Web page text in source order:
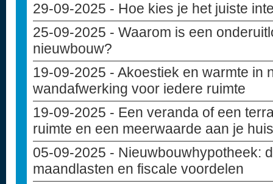
29-09-2025 - Hoe kies je het juiste
25-09-2025 - Waarom is een
nieuwbouw?
19-09-2025 - Akoestiek en warmte in
wandafwerking voor iedere ruimte
19-09-2025 - Een veranda of een
ruimte en een meerwaarde aan je huis
05-09-2025 - Nieuwbouwhypotheek:
maandlasten en fiscale voordelen